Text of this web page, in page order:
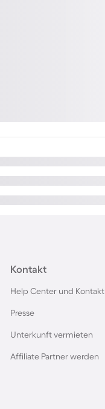
Kontakt
Help Center und Kontakt
Presse
Unterkunft vermieten
Affiliate Partner werden